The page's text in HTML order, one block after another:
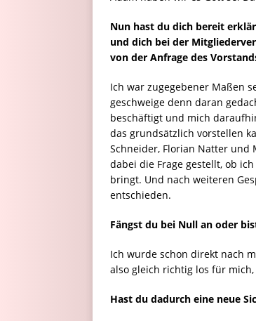
Nun hast du dich bereit
und dich bei der
von der Anfrage des
Ich war zugegebener Maßen
geschweige denn daran
beschäftigt und mich
das grundsätzlich vorstellen
Schneider, Florian Natter
dabei die Frage gestellt, ob
bringt. Und nach weiteren
entschieden.
Fängst du bei Null an oder
Ich wurde schon direkt nach
also gleich richtig los für
Hast du dadurch eine neue